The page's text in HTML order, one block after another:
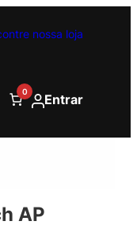
nossa loja
0 Entrar
AP